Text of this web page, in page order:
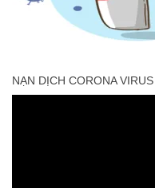
NẠN DỊCH CORONA VIRUS